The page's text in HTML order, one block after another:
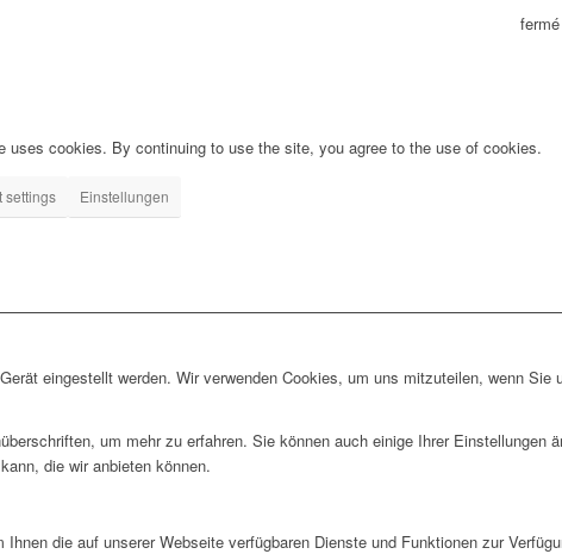
fermé
uses cookies. By continuing to use the site, you agree to the use of cookies.
settings Einstellungen
eingestellt werden. Wir verwenden Cookies, um uns mitzuteilen, wenn
um mehr zu erfahren. Sie können auch einige Ihrer
die wir anbieten können.
die auf unserer Webseite verfügbaren Dienste und Funktionen zur